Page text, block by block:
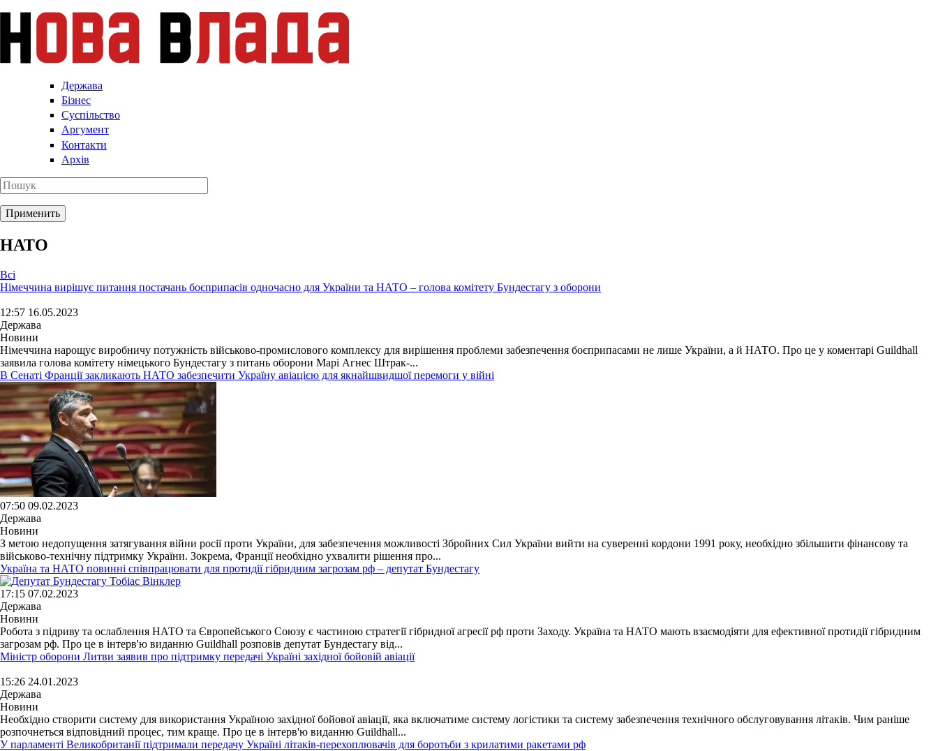
Держава
Бізнес
Суспільство
Аргумент
Контакти
Архів
НАТО
Всі
Німеччина вирішує питання постачань боєприпасів одночасно для України та НАТО – голова комітету Бундестагу з оборони
12:57 16.05.2023
Держава
Новини
Німеччина нарощує виробничу потужність військово-промислового комплексу для вирішення проблеми забезпечення боєприпасами не лише України, а й НАТО. Про це у коментарі Guildhall
заявила голова комітету німецького Бундестагу з питань оборони Марі Агнес Штрак-...
В Сенаті Франції закликають НАТО забезпечити Україну авіацією для якнайшвидшої перемоги у війні
07:50 09.02.2023
Держава
Новини
З метою недопущення затягування війни росії проти України, для забезпечення можливості Збройних Сил України вийти на суверенні кордони 1991 року, необхідно збільшити фінансову та
військово-технічну підтримку України. Зокрема, Франції необхідно ухвалити рішення про...
Україна та НАТО повинні співпрацювати для протидії гібридним загрозам рф – депутат Бундестагу
17:15 07.02.2023
Держава
Новини
Робота з підриву та ослаблення НАТО та Європейського Союзу є частиною стратегії гібридної агресії рф проти Заходу. Україна та НАТО мають взаємодіяти для ефективної протидії гібридним
загрозам рф. Про це в інтерв'ю виданню Guildhall розповів депутат Бундестагу від...
Міністр оборони Литви заявив про підтримку передачі Україні західної бойовій авіації
15:26 24.01.2023
Держава
Новини
Необхідно створити систему для використання Україною західної бойової авіації, яка включатиме систему логістики та систему забезпечення технічного обслуговування літаків. Чим раніше
розпочнеться відповідний процес, тим краще. Про це в інтерв'ю виданню Guildhall...
У парламенті Великобританії підтримали передачу Україні літаків-перехоплювачів для боротьби з крилатими ракетами рф